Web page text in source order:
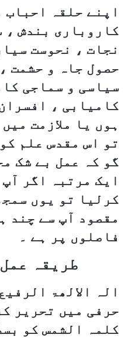
اپنے حلقہ احباب
کاروباری بندش ،
نجات ، نحوست
حصول جاہ و حشمت
سیاسی و سماجی
کامیابی ،
ہوں یا ملازمت
تو اس مقدس علم
گو کہ عمل بے شک
ایک مرتبہ اگر
کرلیا تو یوں
مقصود آپ سے چند
فاصلوں پر ہے ۔
طریقہ
الہ الالھۃ
حرفی میں تحریر
کلمہ الشمس کو